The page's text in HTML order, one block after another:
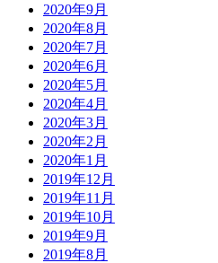
2020年9月
2020年8月
2020年7月
2020年6月
2020年5月
2020年4月
2020年3月
2020年2月
2020年1月
2019年12月
2019年11月
2019年10月
2019年9月
2019年8月